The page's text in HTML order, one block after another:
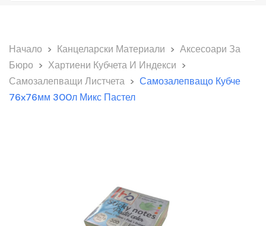
Начало > Канцеларски Материали > Аксесоари За
Бюро > Хартиени Кубчета И Индекси >
Самозалепващи Листчета > Самозалепващо Кубче
76x76мм 300л Микс Пастел